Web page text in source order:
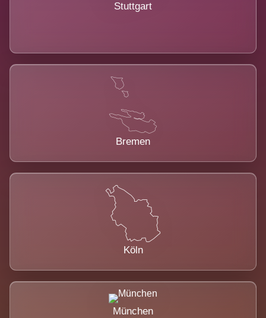
Stuttgart
Bremen
Köln
München